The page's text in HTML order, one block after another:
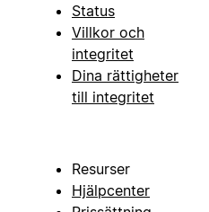
Status
Villkor och
integritet
Dina rättigheter
till integritet
Resurser
Hjälpcenter